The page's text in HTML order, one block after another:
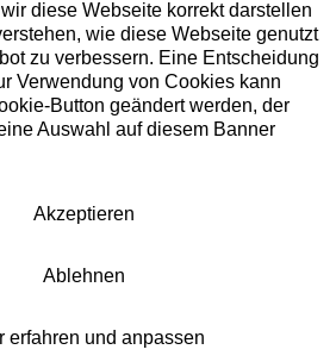
diese Webseite korrekt darstellen
wie diese Webseite genutzt
zu verbessern. Eine Entscheidung
Verwendung von Cookies kann
Button geändert werden, der
Auswahl auf diesem Banner
Akzeptieren
Ablehnen
erfahren und anpassen